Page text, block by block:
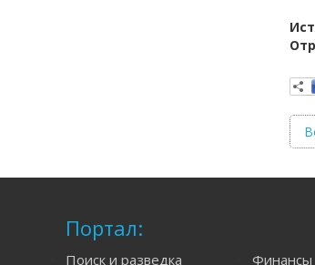
Портал:
Поиск и разведка Финансы